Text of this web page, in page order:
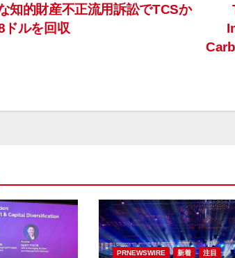
知的財産不正流用訴訟でTCSか
ドルを回収
PRNEWSWIRE 新着 注目